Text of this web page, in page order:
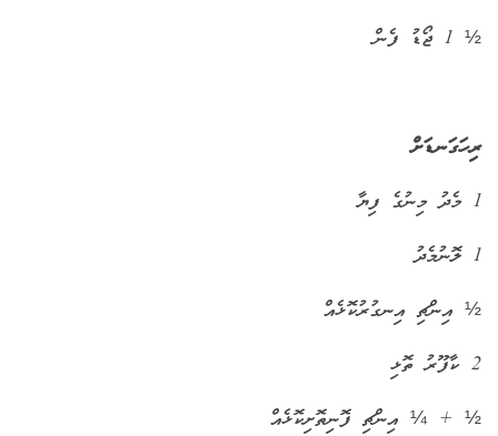
½ 1 ޖޯޑު ފެން
ރިހަގަނޑަށް
1 މެދު މިނުގެ ފިޔާ
1 ލޮނުމެދު
½ އިންޗި އިނގުރުކޮޅެއް
2 ކާފޫރު ތޮޅި
½ + ¼ އިންޗި ފޮނިތޮށިކޮޅެއް